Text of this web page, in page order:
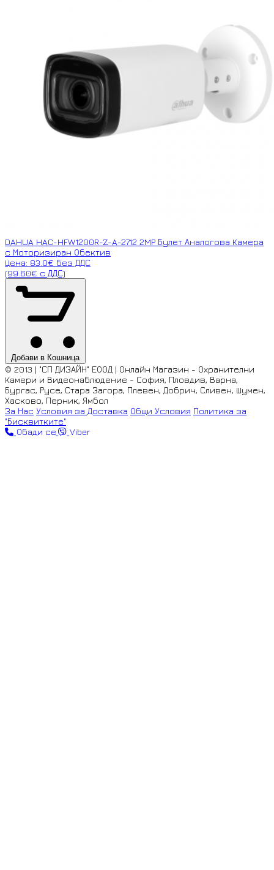
DAHUA HAC-HFW1200R-Z-A-2712 2MP Булет Аналогова Камера
с Моторизиран Обектив
Цена: 83.0€ без ДДС
(99.60€ с ДДС)
Добави в Кошница
© 2013 | "СП ДИЗАЙН" ЕООД | Онлайн Магазин - Охранителни
Камери и Видеонаблюдение - София, Пловдив, Варна,
Бургас, Русе, Стара Загора, Плевен, Добрич, Сливен, Шумен,
Хасково, Перник, Ямбол
За Нас Условия за Доставка Общи Условия Политика за
"Бисквитките"
Обади се
Viber